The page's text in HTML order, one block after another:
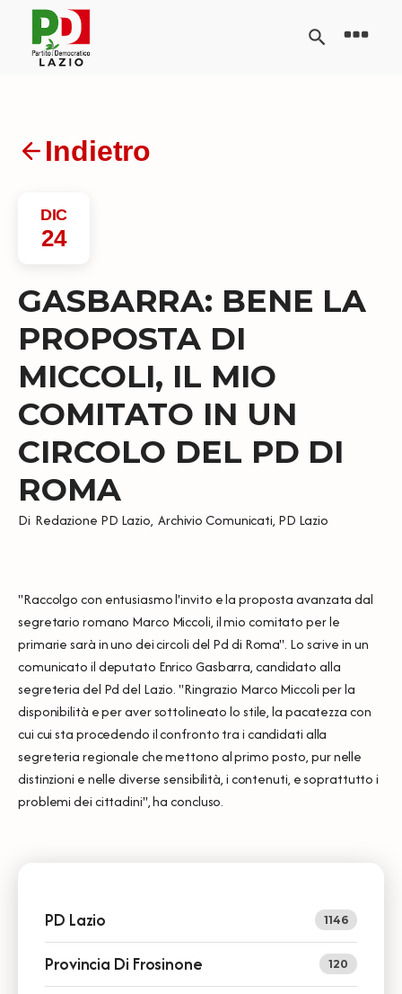
Indietro
DIC
24
GASBARRA: BENE LA
PROPOSTA DI
MICCOLI, IL MIO
COMITATO IN UN
CIRCOLO DEL PD DI
ROMA
Di Redazione PD Lazio, Archivio Comunicati, PD Lazio
"Raccolgo con entusiasmo l'invito e la proposta avanzata dal
segretario romano Marco Miccoli, il mio comitato per le
primarie sarà in uno dei circoli del Pd di Roma". Lo scrive in un
comunicato il deputato Enrico Gasbarra, candidato alla
segreteria del Pd del Lazio. "Ringrazio Marco Miccoli per la
disponibilità e per aver sottolineato lo stile, la pacatezza con
cui cui sta procedendo il confronto tra i candidati alla
segreteria regionale che mettono al primo posto, pur nelle
distinzioni e nelle diverse sensibilità, i contenuti, e soprattutto i
problemi dei cittadini", ha concluso.
PD Lazio 1146
Provincia Di Frosinone 120